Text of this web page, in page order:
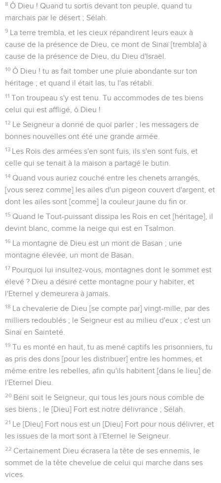
8 Ô Dieu ! Quand tu sortis devant ton peuple, quand tu
marchais par le désert ; Sélah.
9 La terre trembla, et les cieux répandirent leurs eaux à
cause de la présence de Dieu, ce mont de Sinaï [trembla] à
cause de la présence de Dieu, du Dieu d'Israël.
10 Ô Dieu ! tu as fait tomber une pluie abondante sur ton
héritage ; et quand il était las, tu l'as rétabli.
11 Ton troupeau s'y est tenu. Tu accommodes de tes biens
celui qui est affligé, ô Dieu !
12 Le Seigneur a donné de quoi parler ; les messagers de
bonnes nouvelles ont été une grande armée.
13 Les Rois des armées s'en sont fuis, ils s'en sont fuis, et
celle qui se tenait à la maison a partagé le butin.
14 Quand vous auriez couché entre les chenets arrangés,
[vous serez comme] les ailes d'un pigeon couvert d'argent, et
dont les ailes sont [comme] la couleur jaune du fin or.
15 Quand le Tout-puissant dissipa les Rois en cet [héritage], il
devint blanc, comme la neige qui est en Tsalmon.
16 La montagne de Dieu est un mont de Basan ; une
montagne élevée, un mont de Basan.
17 Pourquoi lui insultez-vous, montagnes dont le sommet est
élevé ? Dieu a désiré cette montagne pour y habiter, et
l'Eternel y demeurera à jamais.
18 La chevalerie de Dieu [se compte par] vingt-mille, par des
milliers redoublés ; le Seigneur est au milieu d'eux ; c'est un
Sinaï en Sainteté.
19 Tu es monté en haut, tu as mené captifs les prisonniers, tu
as pris des dons [pour les distribuer] entre les hommes, et
même entre les rebelles, afin qu'ils habitent [dans le lieu] de
l'Eternel Dieu.
20 Béni soit le Seigneur, qui tous les jours nous comble de
ses biens ; le [Dieu] Fort est notre délivrance ; Sélah.
21 Le [Dieu] Fort nous est un [Dieu] Fort pour nous délivrer, et
les issues de la mort sont à l'Eternel le Seigneur.
22 Certainement Dieu écrasera la tête de ses ennemis, le
sommet de la tête chevelue de celui qui marche dans ses
vices.